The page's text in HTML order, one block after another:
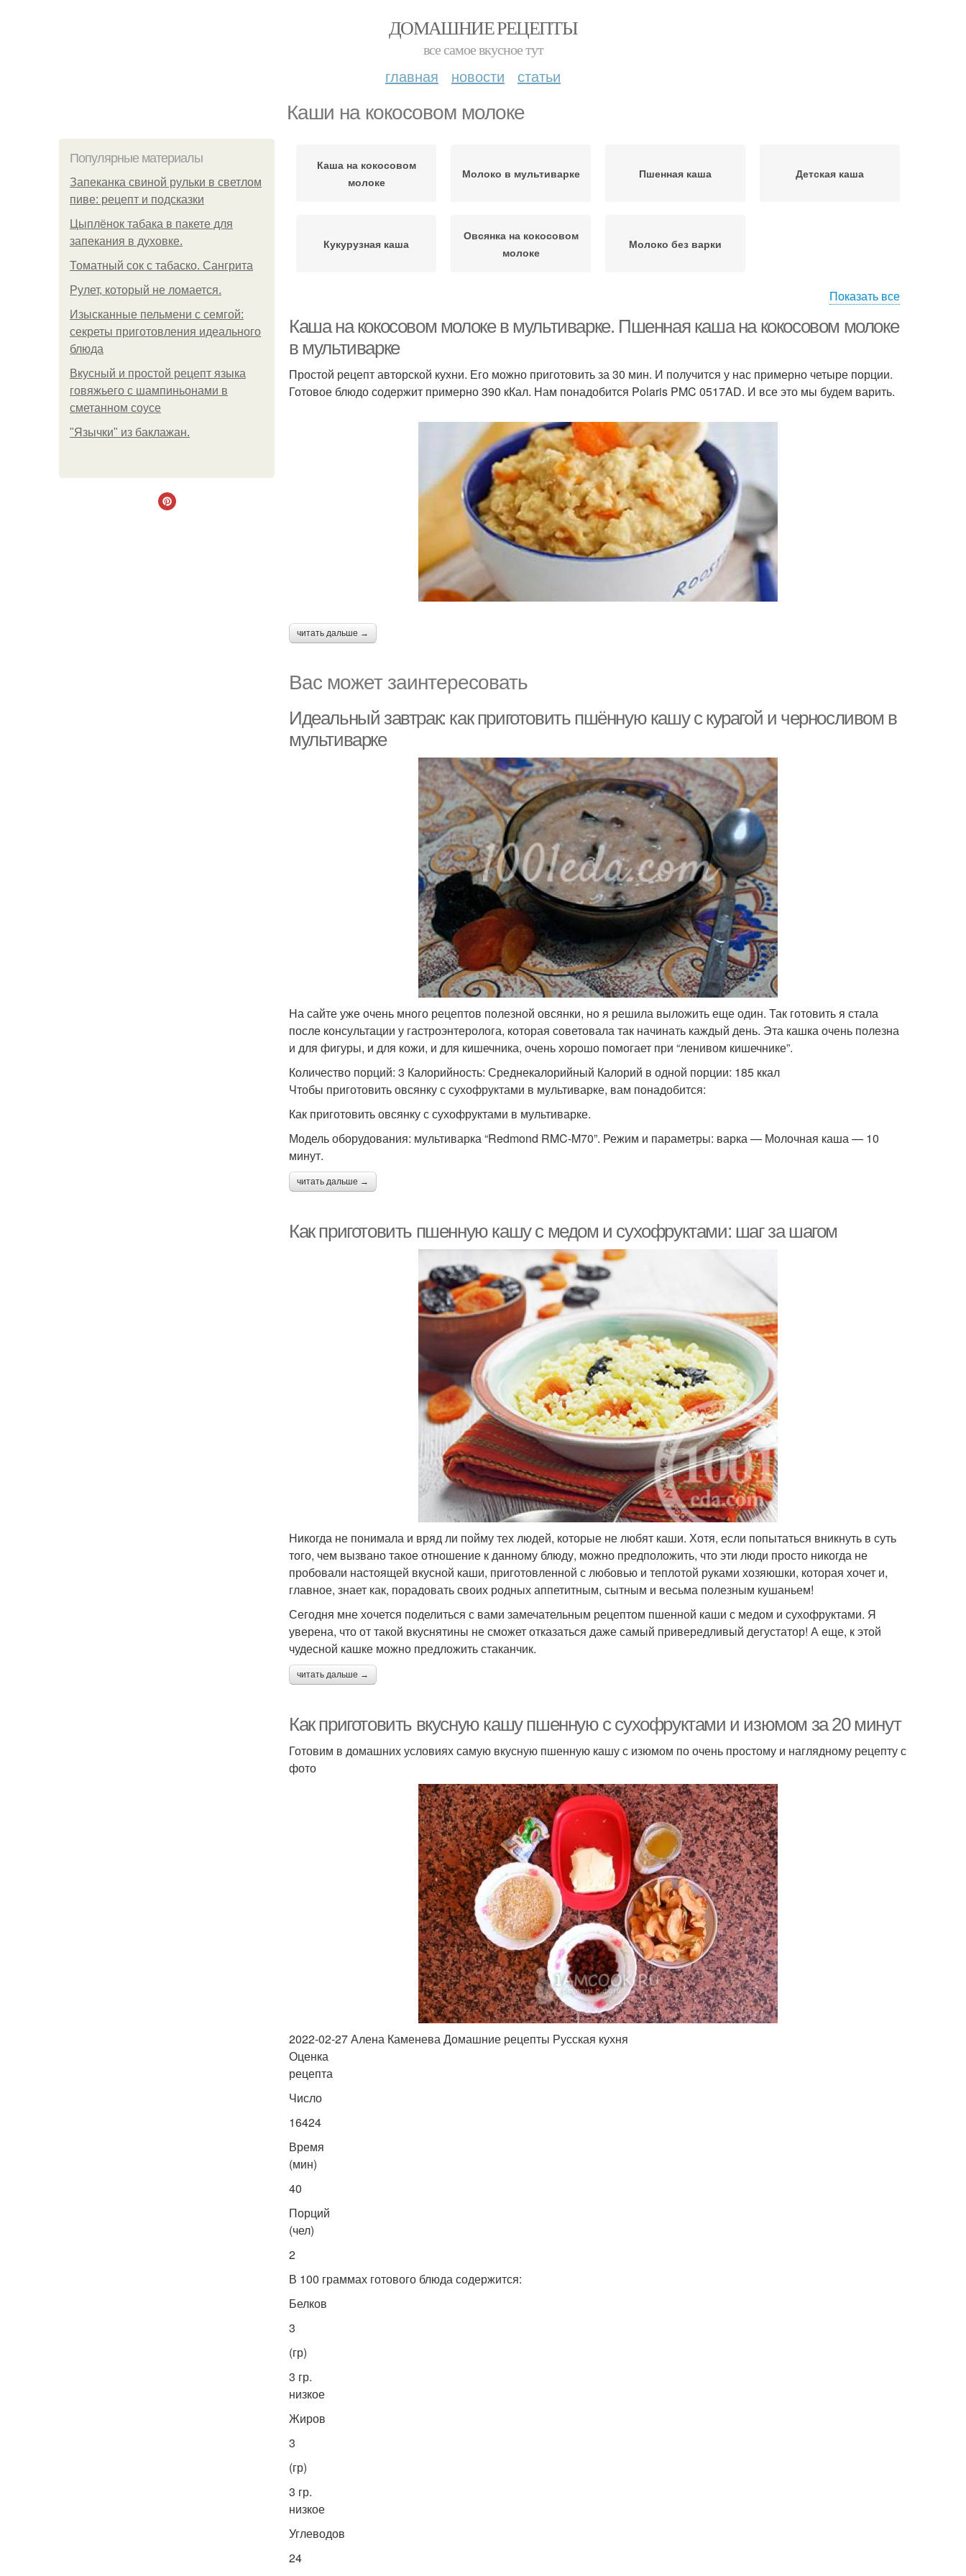
ДОМАШНИЕ РЕЦЕПТЫ
все самое вкусное тут
главная новости статьи
Каши на кокосовом молоке
Популярные материалы
Запеканка свиной рульки в светлом
пиве: рецепт и подсказки
Цыплёнок табака в пакете для
запекания в духовке.
Томатный сок с табаско. Сангрита
Рулет, который не ломается.
Изысканные пельмени с семгой:
секреты приготовления идеального
блюда
Вкусный и простой рецепт языка
говяжьего с шампиньонами в
сметанном соусе
"Язычки" из баклажан.
Каша на кокосовом
молоке
Молоко в мультиварке Пшенная каша Детская каша
Кукурузная каша
Овсянка на кокосовом
молоке
Молоко без варки
Показать все
Каша на кокосовом молоке в мультиварке. Пшенная каша на кокосовом молоке
в мультиварке
Простой рецепт авторской кухни. Его можно приготовить за 30 мин. И получится у нас примерно четыре порции.
Готовое блюдо содержит примерно 390 кКал. Нам понадобится Polaris PMC 0517AD. И все это мы будем варить.
читать дальше →
Вас может заинтересовать
Идеальный завтрак: как приготовить пшённую кашу с курагой и черносливом в
мультиварке
На сайте уже очень много рецептов полезной овсянки, но я решила выложить еще один. Так готовить я стала
после консультации у гастроэнтеролога, которая советовала так начинать каждый день. Эта кашка очень полезна
и для фигуры, и для кожи, и для кишечника, очень хорошо помогает при “ленивом кишечнике”.
Количество порций: 3 Калорийность: Среднекалорийный Калорий в одной порции: 185 ккал
Чтобы приготовить овсянку с сухофруктами в мультиварке, вам понадобится:
Как приготовить овсянку с сухофруктами в мультиварке.
Модель оборудования: мультиварка “Redmond RMC-M70”. Режим и параметры: варка — Молочная каша — 10
минут.
читать дальше →
Как приготовить пшенную кашу с медом и сухофруктами: шаг за шагом
Никогда не понимала и вряд ли пойму тех людей, которые не любят каши. Хотя, если попытаться вникнуть в суть
того, чем вызвано такое отношение к данному блюду, можно предположить, что эти люди просто никогда не
пробовали настоящей вкусной каши, приготовленной с любовью и теплотой руками хозяюшки, которая хочет и,
главное, знает как, порадовать своих родных аппетитным, сытным и весьма полезным кушаньем!
Сегодня мне хочется поделиться с вами замечательным рецептом пшенной каши с медом и сухофруктами. Я
уверена, что от такой вкуснятины не сможет отказаться даже самый привередливый дегустатор! А еще, к этой
чудесной кашке можно предложить стаканчик.
читать дальше →
Как приготовить вкусную кашу пшенную с сухофруктами и изюмом за 20 минут
Готовим в домашних условиях самую вкусную пшенную кашу с изюмом по очень простому и наглядному рецепту с
фото
2022-02-27 Алена Каменева Домашние рецепты Русская кухня
Оценка
рецепта
Число
16424
Время
(мин)
40
Порций
(чел)
2
В 100 граммах готового блюда содержится:
Белков
3
(гр)
3 гр.
низкое
Жиров
3
(гр)
3 гр.
низкое
Углеводов
24